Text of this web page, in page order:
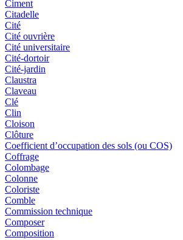
Ciment
Citadelle
Cité
Cité ouvrière
Cité universitaire
Cité-dortoir
Cité-jardin
Claustra
Claveau
Clé
Clin
Cloison
Clôture
Coefficient d’occupation des sols (ou COS)
Coffrage
Colombage
Colonne
Coloriste
Comble
Commission technique
Composer
Composition